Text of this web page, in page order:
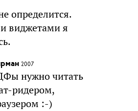
определится.
виджетами я
2007
нужно читать
ридером,
:-)